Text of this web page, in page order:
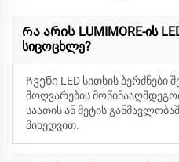
Რა არის LUMIMORE-ის
სიცოცხლე?
Ჩვენი LED სითხის ბერძნები
მოღვარების
საათის ან მეტის
მიხედვით.